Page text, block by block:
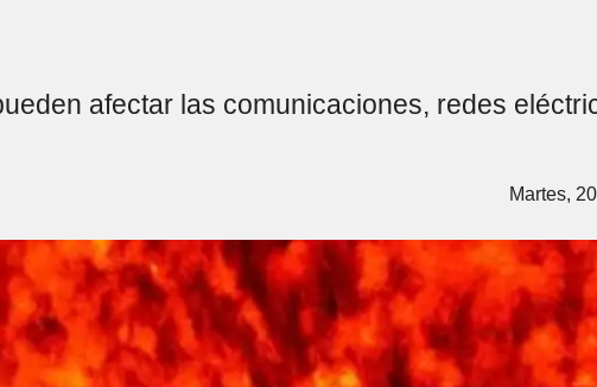
afectar las comunicaciones, redes
Martes,